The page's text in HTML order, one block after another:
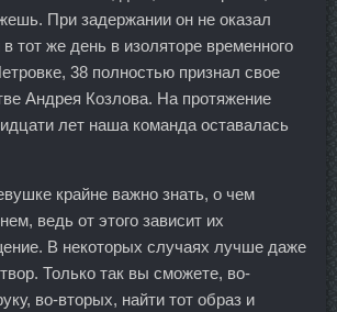
При задержании он не оказал
тот же день в изоляторе временного
38 полностью признал свое
Андрея Козлова. На протяжение
лет наша команда оставалась
крайне важно знать, о чем
ведь от этого зависит их
В некоторых случаях лучше даже
Только так вы сможете, во-
во-вторых, найти тот образ и